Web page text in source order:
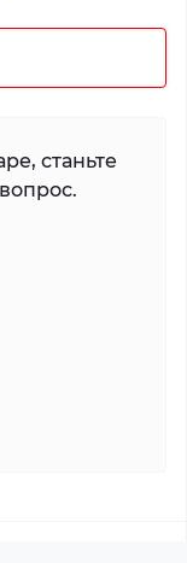
станьте